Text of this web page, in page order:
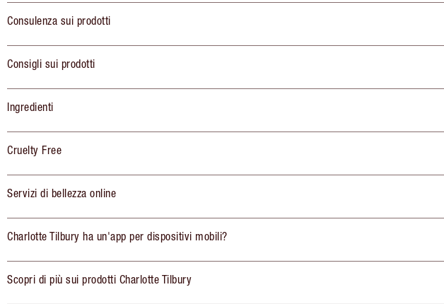
Consulenza sui prodotti
Consigli sui prodotti
Ingredienti
Cruelty Free
Servizi di bellezza online
Charlotte Tilbury ha un'app per dispositivi mobili?
Scopri di più sui prodotti Charlotte Tilbury